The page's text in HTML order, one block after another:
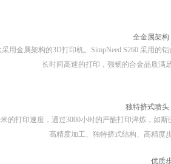
全金属架
用金属架构的3D打印机。 SimpNeed S260 采用的铝
长时间高速的打印，强韧的合金品质满
独特挤式喷
的打印速度，通过3000小时的严酷打印淬炼，如
高精度加工、独特挤式结构、高精度
优质